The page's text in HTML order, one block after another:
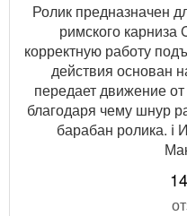
Ролик предназначен
римского карниза
корректную работу
действия основан
передает движение
благодаря чему шнур
барабан ролика.